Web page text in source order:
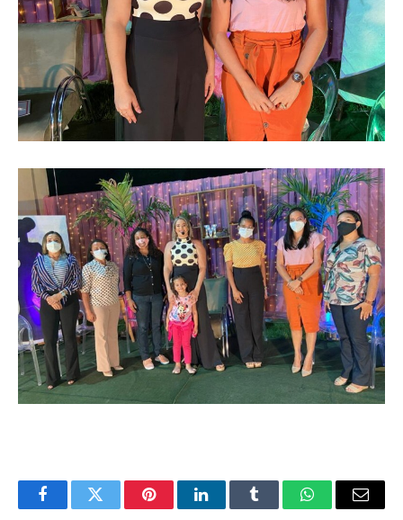
FacebookTwitter PinterestLinkedInTumblr WhatsAppEmail